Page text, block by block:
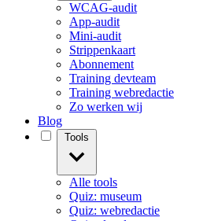
WCAG-audit
App-audit
Mini-audit
Strippenkaart
Abonnement
Training devteam
Training webredactie
Zo werken wij
Blog
Alle tools
Quiz: museum
Quiz: webredactie